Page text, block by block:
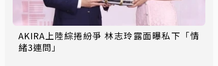
AKIRA上陸綜捲紛爭 林志玲露面曝私下「情
緒3連問」